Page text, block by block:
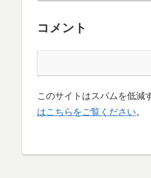
コメント
このサイトはスパムを低減
はこちらをご覧ください。